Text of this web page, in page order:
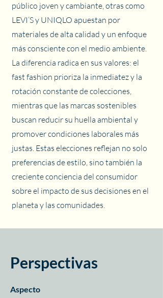
público joven y cambiante, otras como
LEVI’S y UNIQLO apuestan por
materiales de alta calidad y un enfoque
más consciente con el medio ambiente.
La diferencia radica en sus valores: el
fast fashion prioriza la inmediatez y la
rotación constante de colecciones,
mientras que las marcas sostenibles
buscan reducir su huella ambiental y
promover condiciones laborales más
justas. Estas elecciones reflejan no solo
preferencias de estilo, sino también la
creciente conciencia del consumidor
sobre el impacto de sus decisiones en el
planeta y las comunidades.
Perspectivas
Aspecto